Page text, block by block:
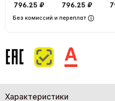
796.25 ₽ 796.25 ₽
Без комиссий и переплат
Характеристики